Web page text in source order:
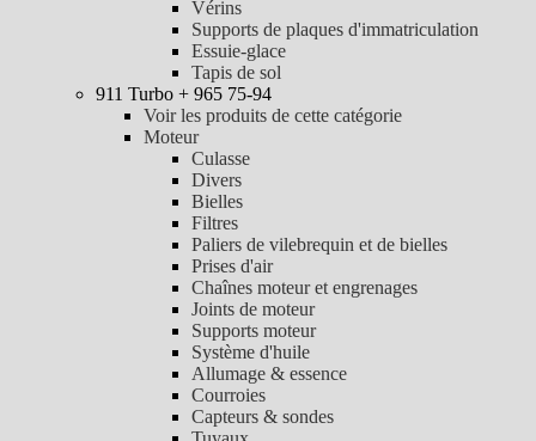
Vérins
Supports de plaques d'immatriculation
Essuie-glace
Tapis de sol
911 Turbo + 965 75-94
Voir les produits de cette catégorie
Moteur
Culasse
Divers
Bielles
Filtres
Paliers de vilebrequin et de bielles
Prises d'air
Chaînes moteur et engrenages
Joints de moteur
Supports moteur
Système d'huile
Allumage & essence
Courroies
Capteurs & sondes